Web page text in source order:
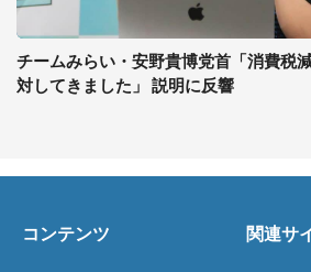
チームみらい・安野貴博党首「消費税
対してきました」 説明に反響
コンテンツ 関連サ